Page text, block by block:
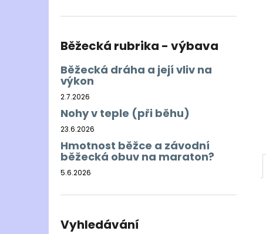
Běžecká rubrika - výbava
Běžecká dráha a její vliv na
výkon
2.7.2026
Nohy v teple (při běhu)
23.6.2026
Hmotnost běžce a závodní
běžecká obuv na maraton?
5.6.2026
Vyhledávání